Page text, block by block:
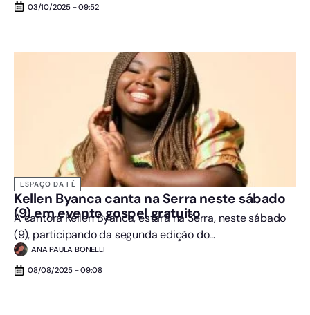
03/10/2025 - 09:52
ESPAÇO DA FÉ
Kellen Byanca canta na Serra neste sábado
(9) em evento gospel gratuito
A cantora Kellen Byanca, estará na Serra, neste sábado
(9), participando da segunda edição do...
ANA PAULA BONELLI
08/08/2025 - 09:08